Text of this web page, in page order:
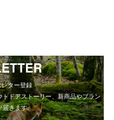
ター登録
ドアストーリー、新商品やブラン
届きます。